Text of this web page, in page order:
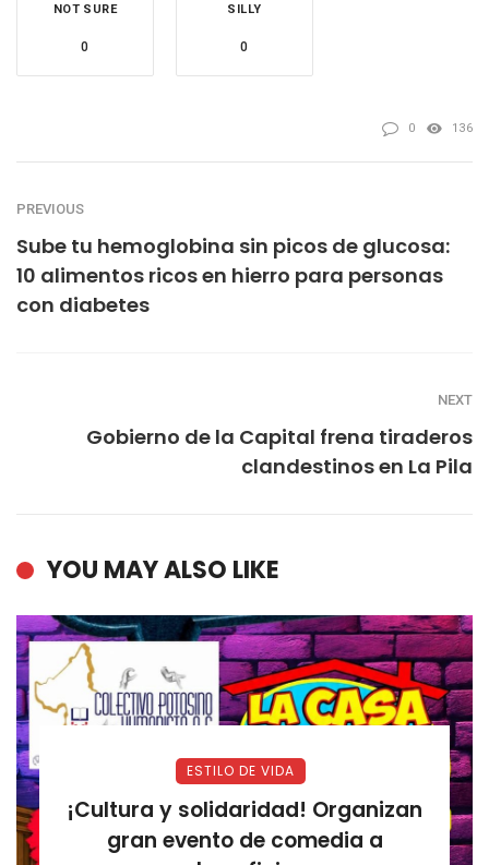
NOT SURE
0
SILLY
0
0 136
PREVIOUS
Sube tu hemoglobina sin picos de glucosa:
10 alimentos ricos en hierro para personas
con diabetes
NEXT
Gobierno de la Capital frena tiraderos
clandestinos en La Pila
YOU MAY ALSO LIKE
ESTILO DE VIDA
¡Cultura y solidaridad! Organizan
gran evento de comedia a